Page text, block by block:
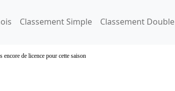
Classement Simple Classement Double
encore de licence pour cette saison